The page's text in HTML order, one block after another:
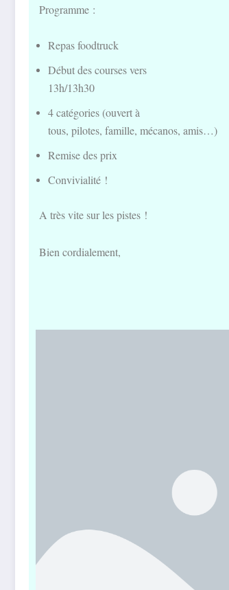
Programme :
Repas foodtruck
Début des courses vers
13h/13h30
4 catégories (ouvert à
tous, pilotes, famille, mécanos, amis…)
Remise des prix
Convivialité !
A très vite sur les pistes !
Bien cordialement,